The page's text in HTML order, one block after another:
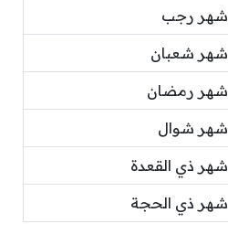
شهر رجب
شهر شعبان
شهر رمضان
شهر شوال
شهر ذي القعدة
شهر ذي الحجة